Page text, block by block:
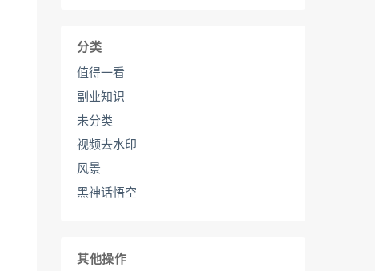
分类
值得一看
副业知识
未分类
视频去水印
风景
黑神话悟空
其他操作